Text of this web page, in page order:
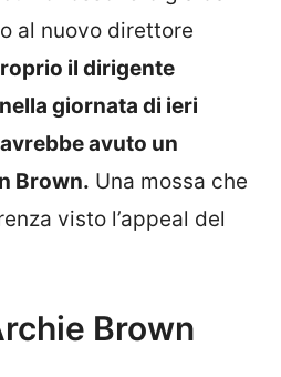
al nuovo direttore
il dirigente
giornata di ieri
avuto un
Brown. Una mossa che
visto l’appeal del
Brown